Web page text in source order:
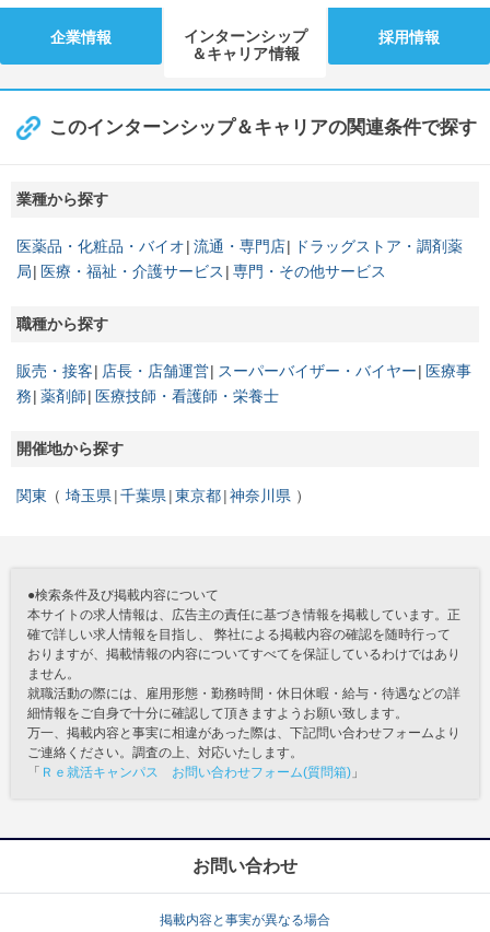
企業情報
インターンシップ
＆キャリア情報
採用情報
このインターンシップ＆キャリアの関連条件で探す
業種から探す
医薬品・化粧品・バイオ 流通・専門店
ドラッグストア・調剤薬
局
医療・福祉・介護サービス 専門・その他サービス
職種から探す
販売・接客 店長・店舗運営 スーパーバイザー・バイヤー
医療事
務 薬剤師 医療技師・看護師・栄養士
開催地から探す
関東 埼玉県 千葉県 東京都 神奈川県
●検索条件及び掲載内容について
本サイトの求人情報は、広告主の責任に基づき情報を掲載しています。正
確で詳しい求人情報を目指し、 弊社による掲載内容の確認を随時行って
おりますが、掲載情報の内容についてすべてを保証しているわけではあり
ません。
就職活動の際には、雇用形態・勤務時間・休日休暇・給与・待遇などの詳
細情報をご自身で十分に確認して頂きますようお願い致します。
万一、掲載内容と事実に相違があった際は、下記問い合わせフォームより
ご連絡ください。調査の上、対応いたします。
「 Ｒｅ就活キャンパス お問い合わせフォーム(質問箱) 」
お問い合わせ
掲載内容と事実が異なる場合